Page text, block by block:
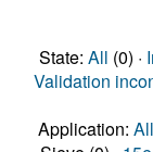
State: All (0) ·
Validation
Application: All